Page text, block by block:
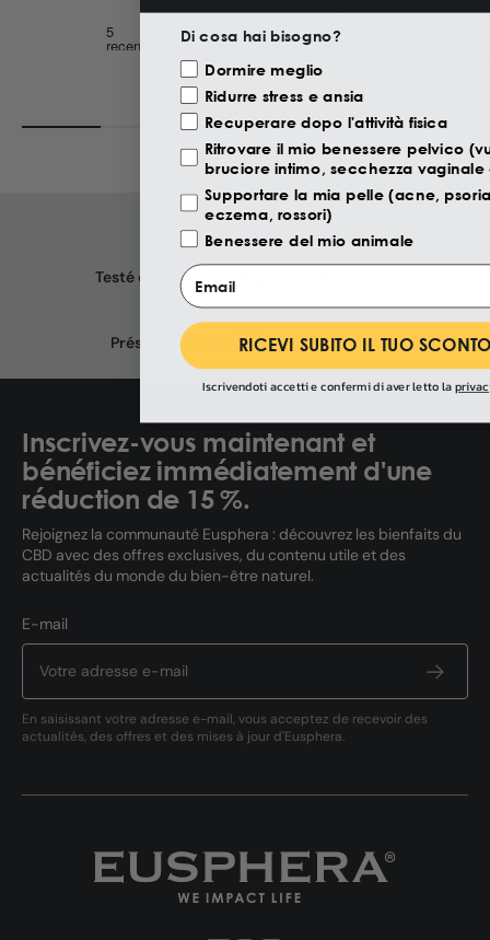
sensibles. Sa formule
a été développée en
tenant compte des
d'affections
cutanées telles que
le psoriasis, l'eczéma
ou l'acné.
Testé en laboratoire
Présent dans plus de 500 pharmacies
Inscrivez-vous maintenant et
bénéficiez immédiatement d'une
réduction de 15 %.
Rejoignez la communauté Eusphera : découvrez les bienfaits du
CBD avec des offres exclusives, du contenu utile et des
actualités du monde du bien-être naturel.
E-mail
En saisissant votre adresse e-mail, vous acceptez de recevoir des
actualités, des offres et des mises à jour d'Eusphera.
Di cosa hai bisogno?
Motivazione Visita
Dormire meglio
Ridurre stress e ansia
Recuperare dopo l'attività fisica
Ritrovare il mio benessere pelvico
bruciore intimo, secchezza
Supportare la mia pelle (acne,
eczema, rossori)
Benessere del mio animale
Email
RICEVI SUBITO IL TUO
Iscrivendoti accetti e confermi di aver letto la